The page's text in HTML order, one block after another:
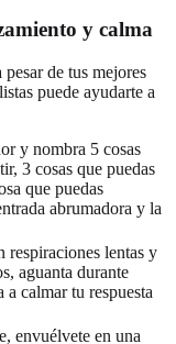
y calma
de tus mejores
listas puede ayudarte a
y nombra 5 cosas
3 cosas que puedas
que puedas
abrumadora y la
respiraciones lentas y
aguanta durante
calmar tu respuesta
envuélvete en una